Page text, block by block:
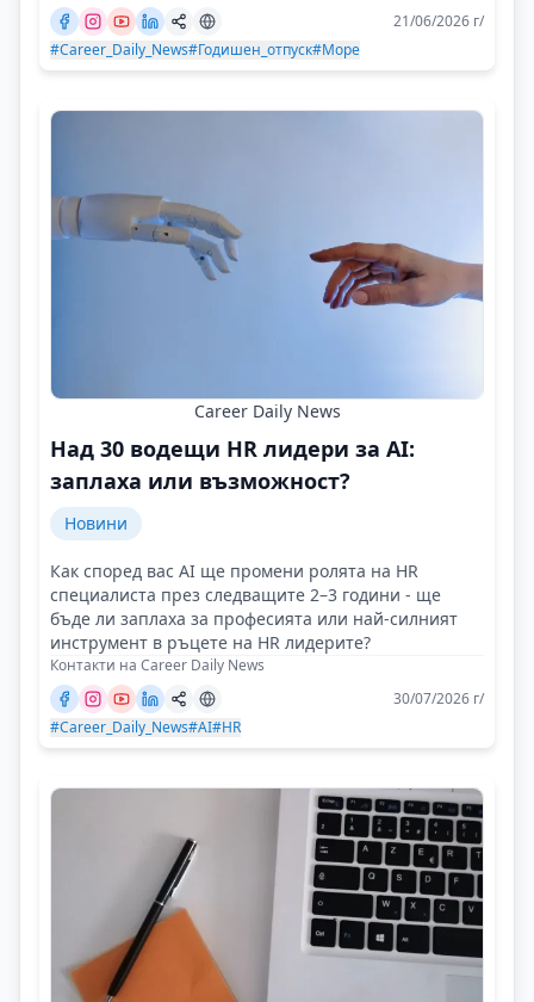
21/06/2026 г/
#Career_Daily_News#Годишен_отпуск#Море
Career Daily News
Над 30 водещи HR лидери за AI:
заплаха или възможност?
Новини
Как според вас AI ще промени ролята на HR
специалиста през следващите 2–3 години - ще
бъде ли заплаха за професията или най-силният
инструмент в ръцете на HR лидерите?
Контакти на Career Daily News
30/07/2026 г/
#Career_Daily_News#AI#HR